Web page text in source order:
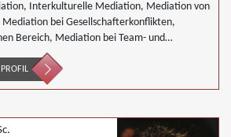
Interkulturelle Mediation, Mediation von
bei Gesellschafterkonflikten,
Bereich, Mediation bei Team- und
von Unternehmensnachfolgen,
PROFIL